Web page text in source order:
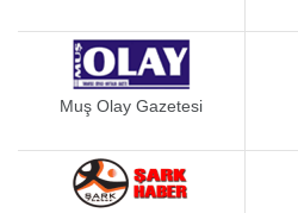
Muş Olay Gazetesi